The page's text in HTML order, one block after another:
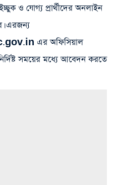
ও যোগ্য প্রার্থীদের অনলাইন
এরজন্য
এর অফিসিয়াল
সময়ের মধ্যে আবেদন করতে